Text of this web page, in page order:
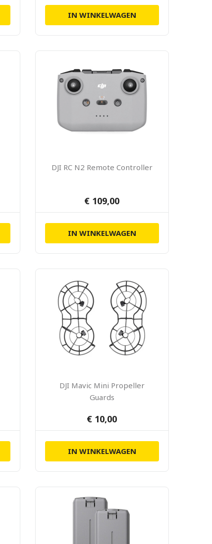
IN WINKELWAGEN
DJI RC N2 Remote Controller
€ 109,00
IN WINKELWAGEN
DJI Mavic Mini Propeller
Guards
€ 10,00
IN WINKELWAGEN